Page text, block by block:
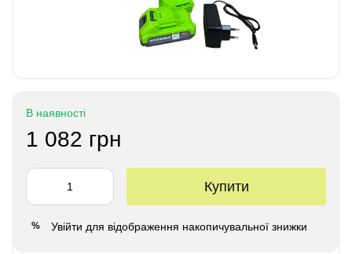
В наявності
1 082 грн
Купити
% Увійти для відображення накопичувальної знижки